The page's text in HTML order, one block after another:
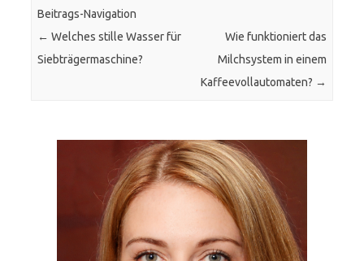
Beitrags-Navigation
← Welches stille Wasser für
Siebträgermaschine?
Wie funktioniert das
Milchsystem in einem
Kaffeevollautomaten? →